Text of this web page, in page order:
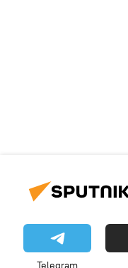
Telegram